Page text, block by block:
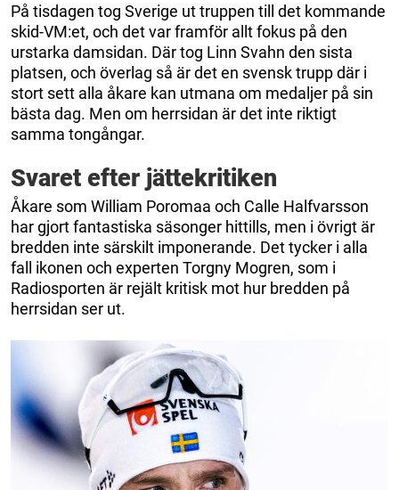
På tisdagen tog Sverige ut truppen till det kommande
skid-VM:et, och det var framför allt fokus på den
urstarka damsidan. Där tog Linn Svahn den sista
platsen, och överlag så är det en svensk trupp där i
stort sett alla åkare kan utmana om medaljer på sin
bästa dag. Men om herrsidan är det inte riktigt
samma tongångar.
Svaret efter jättekritiken
Åkare som William Poromaa och Calle Halfvarsson
har gjort fantastiska säsonger hittills, men i övrigt är
bredden inte särskilt imponerande. Det tycker i alla
fall ikonen och experten Torgny Mogren, som i
Radiosporten är rejält kritisk mot hur bredden på
herrsidan ser ut.